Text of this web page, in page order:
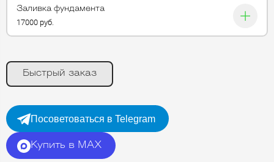
Заливка фундамента
17000 руб.
Быстрый заказ
Посоветоваться в Telegram
Купить в MAX